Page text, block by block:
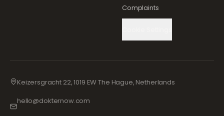
Complaints
Keizersgracht 22, 1019 EW The Hague, Netherlands
hello@dokternow.com